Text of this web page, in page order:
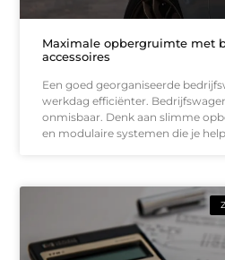
Maximale opbergruimte met
accessoires
Een goed georganiseerde
werkdag efficiënter.
onmisbaar. Denk aan slimme
en modulaire systemen die je